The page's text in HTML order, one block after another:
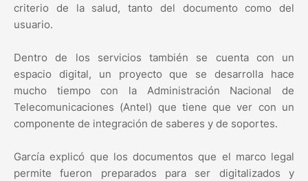
criterio de la salud, tanto del documento como del
usuario.
Dentro de los servicios también se cuenta con un
espacio digital, un proyecto que se desarrolla hace
mucho tiempo con la Administración Nacional de
Telecomunicaciones (Antel) que tiene que ver con un
componente de integración de saberes y de soportes.
García explicó que los documentos que el marco legal
permite fueron preparados para ser digitalizados y